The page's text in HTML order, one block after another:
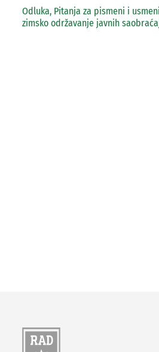
Odluka, Pitanja za pismeni i
zimsko održavanje javnih